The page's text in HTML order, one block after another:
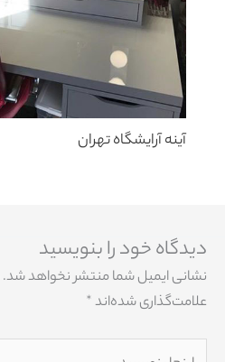
آینه آرایشگاه تهران
دیدگاه‌ خود را بنویسید
نشانی ایمیل شما منتشر نخواهد شد.
علامت‌گذاری شده‌اند*